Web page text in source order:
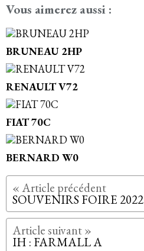
Vous aimerez aussi :
BRUNEAU 2HP
RENAULT V72
FIAT 70C
BERNARD W0
SOUVENIRS FOIRE 2022
IH : FARMALL A